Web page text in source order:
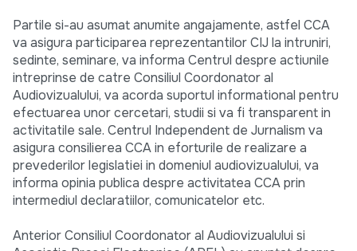
Partile si-au asumat anumite angajamente, astfel CCA
va asigura participarea reprezentantilor CIJ la intruniri,
sedinte, seminare, va informa Centrul despre actiunile
intreprinse de catre Consiliul Coordonator al
Audiovizualului, va acorda suportul informational pentru
efectuarea unor cercetari, studii si va fi transparent in
activitatile sale. Centrul Independent de Jurnalism va
asigura consilierea CCA in eforturile de realizare a
prevederilor legislatiei in domeniul audiovizualului, va
informa opinia publica despre activitatea CCA prin
intermediul declaratiilor, comunicatelor etc.
Anterior Consiliul Coordonator al Audiovizualului si